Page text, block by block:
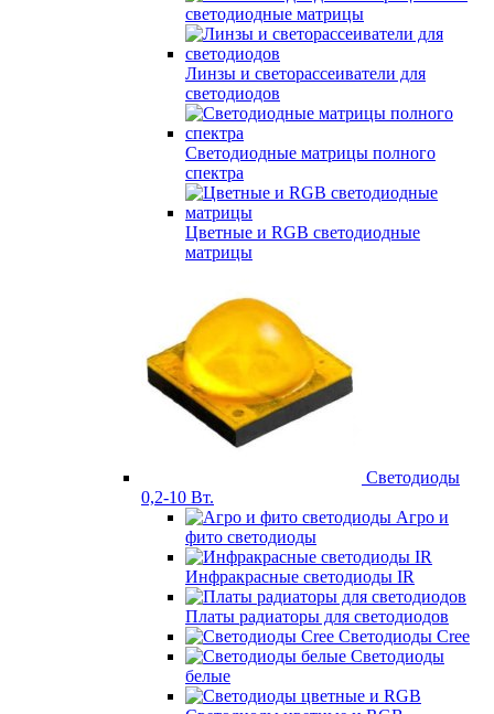
светодиодные матрицы
Линзы и светорассеиватели для
светодиодов
Светодиодные матрицы полного
спектра
Цветные и RGB светодиодные
матрицы
Светодиоды
0,2-10 Вт.
Агро и
фито светодиоды
Инфракрасные светодиоды IR
Платы радиаторы для светодиодов
Светодиоды Cree
Светодиоды
белые